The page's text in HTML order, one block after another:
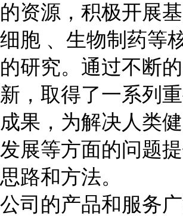
的资源，积极开展基
细胞 、生物制药等
的研究。通过不断
新，取得了一系列
成果，为解决人类
发展等方面的问题
思路和方法。
公司的产品和服务